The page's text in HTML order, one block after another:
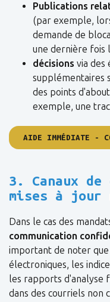
Publications
(par exemple,
demande de
une dernière fois
décisions via des
supplémentaires
des points
exemple, une
AIDE IMMÉDIATE -
3. Canaux de
mises à jour
Dans le cas des
communication
important de noter
électroniques, les
les rapports d'analyse
dans des courriels non